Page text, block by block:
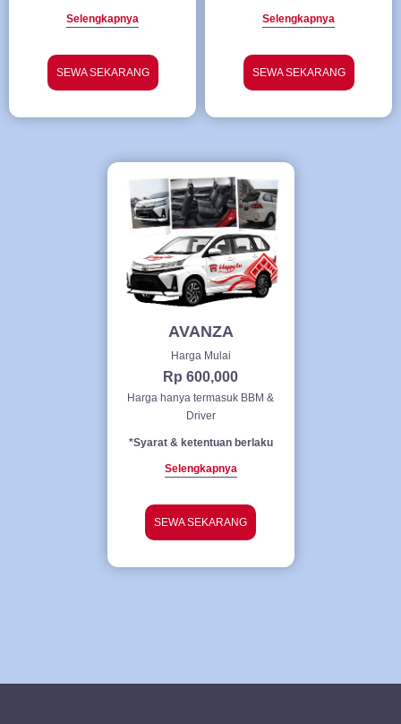
Selengkapnya
SEWA SEKARANG
Selengkapnya
SEWA SEKARANG
AVANZA
Harga Mulai
Rp 600,000
Harga hanya termasuk BBM &
Driver
*Syarat & ketentuan berlaku
Selengkapnya
SEWA SEKARANG